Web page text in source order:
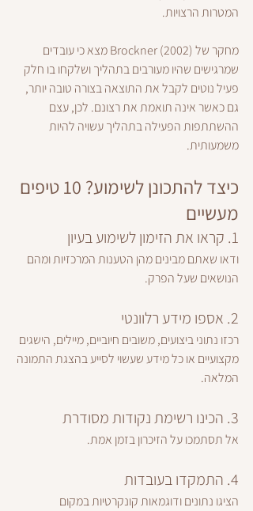
המטרות הרצויות.
מחקר של Brockner (2002) מצא כי עובדים
שמרגישים שהיו מעורבים בתהליך ושלקחו בו חלק
פעיל נוטים לקבל את התוצאה בצורה טובה יותר,
גם כאשר אינה תואמת את רצונם. לכן, עצם
ההשתתפות הפעילה בתהליך עשויה להיות
משמעותית.
כיצד להתכונן לשימוע? 10 טיפים
מעשיים
1. קראו את הזימון לשימוע בעיון
ודאו שאתם מבינים מהן הטענות המרכזיות ומהם
הנושאים שעל הפרק.
2. אספו מידע רלוונטי
רכזו נתוני ביצועים, משובים חיוביים, מיילים, הישגים
מקצועיים או כל מידע שעשוי לסייע בהצגת התמונה
המלאה.
3. הכינו רשימת נקודות מסודרת
אל תסתמכו על הזיכרון בזמן אמת.
4. התמקדו בעובדות
הציגו נתונים ודוגמאות קונקרטיות במקום